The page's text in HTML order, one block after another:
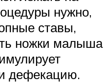
нужно,
ставы,
ножки малыша
дефекацию.